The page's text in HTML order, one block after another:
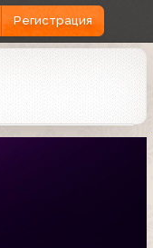
Регистрация